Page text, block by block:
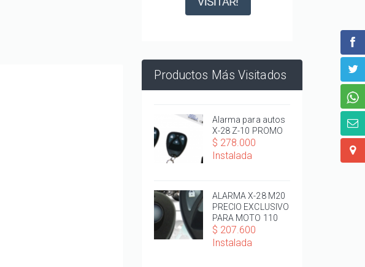
Productos Más Visitados
Alarma para autos
X-28 Z-10 PROMO
$ 278.000
Instalada
ALARMA X-28 M20
PRECIO EXCLUSIVO
PARA MOTO 110
$ 207.600
Instalada